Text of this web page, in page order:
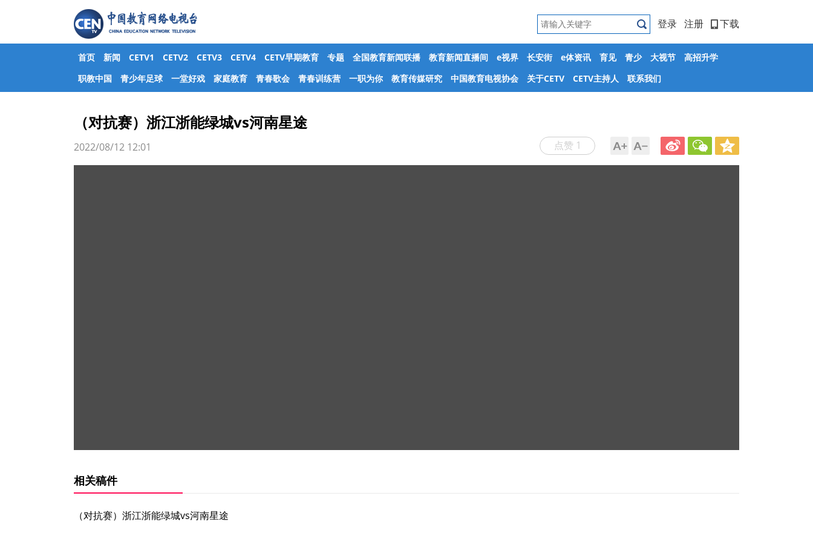
登录 注册 下载
首页 新闻 CETV1 CETV2 CETV3 CETV4 CETV早期教育 专题 全国教育新闻联播 教育新闻直播间 e视界 长安街 e体资讯 育见 青少 大视节
高招升学
职教中国
青少年足球 一堂好戏 家庭教育 青春歌会 青春训练营 一职为你 教育传媒研究 中国教育电视协会 关于CETV CETV主持人 联系我们
（对抗赛）浙江浙能绿城vs河南星途
点赞 1
2022/08/12 12:01
相关稿件
（对抗赛）浙江浙能绿城vs河南星途